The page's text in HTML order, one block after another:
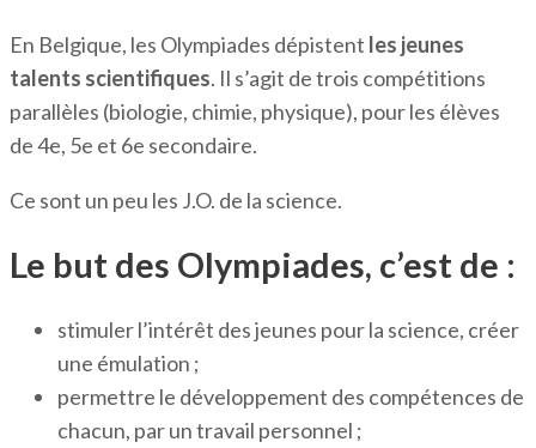
En Belgique, les Olympiades dépistent les jeunes
talents scientifiques. Il s’agit de trois compétitions
parallèles (biologie, chimie, physique), pour les élèves
de 4e, 5e et 6e secondaire.
Ce sont un peu les J.O. de la science.
Le but des Olympiades, c’est de :
stimuler l’intérêt des jeunes pour la science, créer
une émulation ;
permettre le développement des compétences de
chacun, par un travail personnel ;